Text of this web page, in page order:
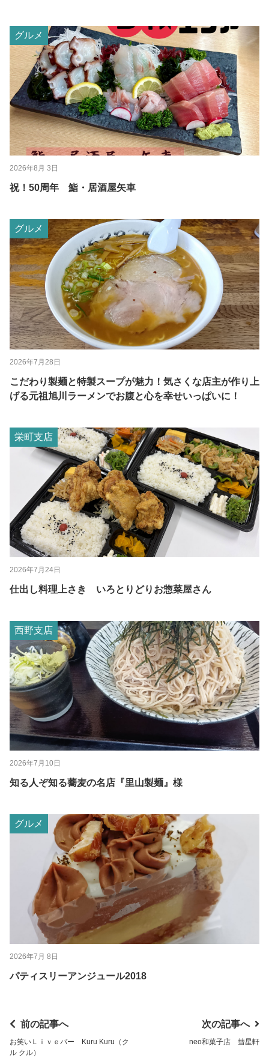
グルメ
2026年8月 3日
祝！50周年 鮨・居酒屋矢車
グルメ
2026年7月28日
こだわり製麺と特製スープが魅力！気さくな店主が作り上
げる元祖旭川ラーメンでお腹と心を幸せいっぱいに！
栄町支店
2026年7月24日
仕出し料理上さき いろとりどりお惣菜屋さん
西野支店
2026年7月10日
知る人ぞ知る蕎麦の名店『里山製麺』様
グルメ
2026年7月 8日
パティスリーアンジュール2018
前の記事へ
お笑いＬｉｖｅバー Kuru Kuru（ク
ル クル）
次の記事へ
neo和菓子店 彗星軒